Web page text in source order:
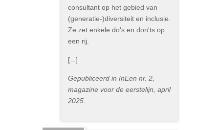
consultant op het gebied van
(generatie-)diversiteit en inclusie.
Ze zet enkele do's en don'ts op
een rij.
[...]
Gepubliceerd in InEen nr. 2,
magazine voor de eerstelijn, april
2025.